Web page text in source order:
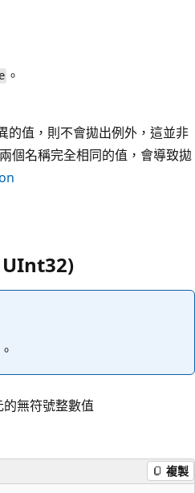
。
的值，則不會拋出例外，這並非
個名稱完全相同的值，會導致拋
無符號整數值
複製